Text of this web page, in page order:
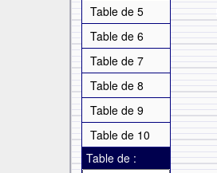
Table de 5
Table de 6
Table de 7
Table de 8
Table de 9
Table de 10
Table de :